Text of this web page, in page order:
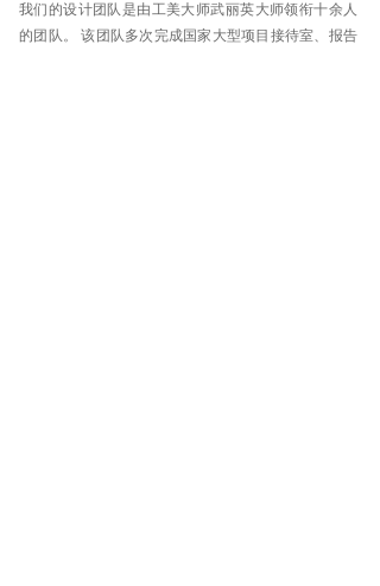
我们的设计团队是由工美大师武丽英大师领衔十余人
的团队。 该团队多次完成国家大型项目接待室、报告